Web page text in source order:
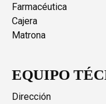
Farmacéutica
Cajera
Matrona
EQUIPO
Dirección